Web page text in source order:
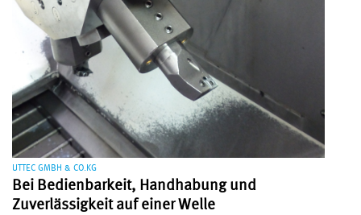
UTTEC GMBH & CO.KG
Bei Bedienbarkeit, Handhabung und
Zuverlässigkeit auf einer Welle